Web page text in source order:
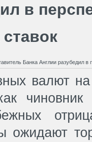
в
валют
ожидают